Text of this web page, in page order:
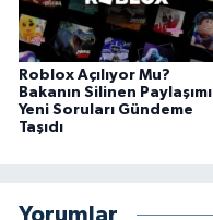
Roblox Açılıyor Mu?
Bakanın Silinen Paylaşımı
Yeni Soruları Gündeme
Taşıdı
Yorumlar